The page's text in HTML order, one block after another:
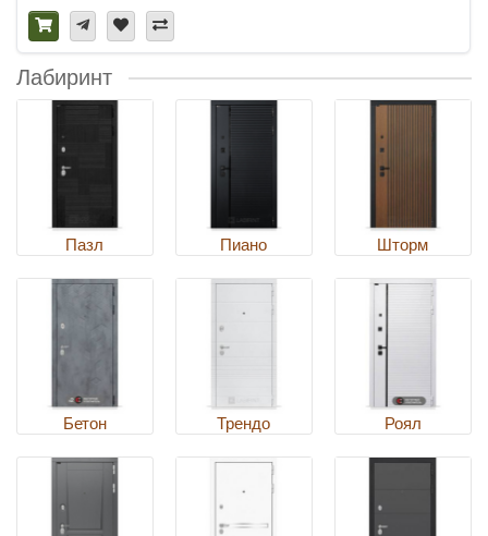
Лабиринт
Пазл Пиано Шторм
Бетон Трендо Роял